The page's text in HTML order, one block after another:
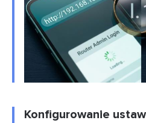
Konfigurowanie